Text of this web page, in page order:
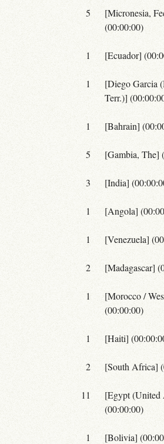
5
[Micronesia,
(00:00:00)
1 [Ecuador]
1
[Diego Garcia
Terr.)]
1 [Bahrain]
5 [Gambia, The]
3 [India]
1 [Angola]
1 [Venezuela]
2 [Madagascar]
1
[Morocco /
(00:00:00)
1 [Haiti]
2 [South Africa]
11
[Egypt (United
(00:00:00)
1 [Bolivia]